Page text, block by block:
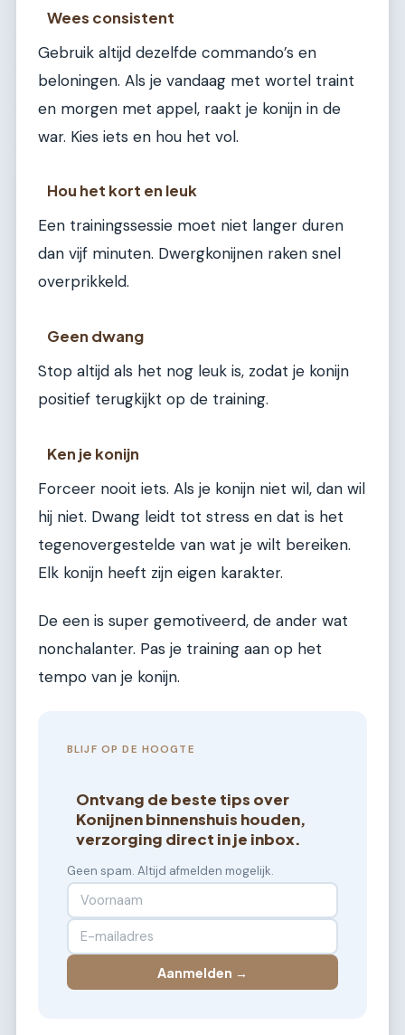
Wees consistent
Gebruik altijd dezelfde commando’s en
beloningen. Als je vandaag met wortel traint
en morgen met appel, raakt je konijn in de
war. Kies iets en hou het vol.
Hou het kort en leuk
Een trainingssessie moet niet langer duren
dan vijf minuten. Dwergkonijnen raken snel
overprikkeld.
Geen dwang
Stop altijd als het nog leuk is, zodat je konijn
positief terugkijkt op de training.
Ken je konijn
Forceer nooit iets. Als je konijn niet wil, dan wil
hij niet. Dwang leidt tot stress en dat is het
tegenovergestelde van wat je wilt bereiken.
Elk konijn heeft zijn eigen karakter.
De een is super gemotiveerd, de ander wat
nonchalanter. Pas je training aan op het
tempo van je konijn.
BLIJF OP DE HOOGTE
Ontvang de beste tips over
Konijnen binnenshuis houden,
verzorging direct in je inbox.
Geen spam. Altijd afmelden mogelijk.
Aanmelden →